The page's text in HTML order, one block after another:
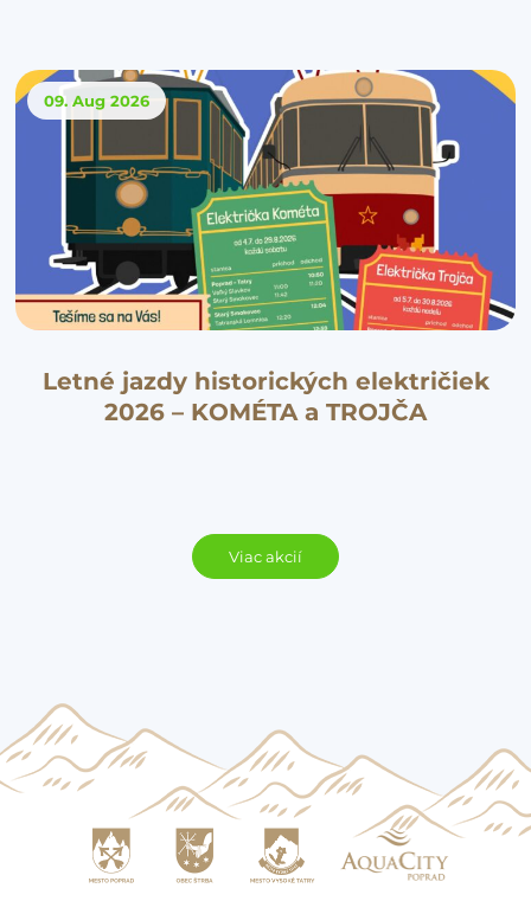
09. Aug 2026
Letné jazdy historických električiek
2026 – KOMÉTA a TROJČA
Viac akcií